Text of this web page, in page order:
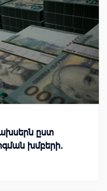
ըստ
խմբերի.